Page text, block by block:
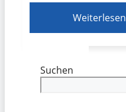
Weiterlesen
Suchen